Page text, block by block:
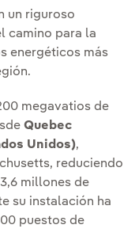
un riguroso
camino para la
energéticos más
megavatios de
Quebec
Unidos),
reduciendo
millones de
su instalación ha
puestos de